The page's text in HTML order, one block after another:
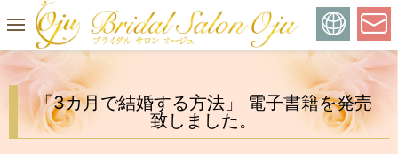
「3カ月で結婚する方法」 電子書籍を発売
致しました。